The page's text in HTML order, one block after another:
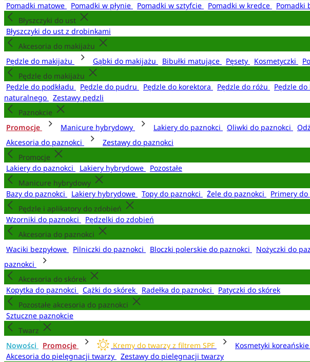
Pomadki matowe
Pomadki w płynie Pomadki w sztyfcie Pomadki w kredce Pomadki
Błyszczyki do ust
Błyszczyki do ust z drobinkami
Akcesoria do makijażu
Pędzle do makijażu
Gąbki do makijażu Bibułki matujące Pęsety Kosmetyczki
Pędzle do makijażu
Pędzle do podkładu
Pędzle do pudru Pędzle do korektora Pędzle do różu Pędzle
naturalnego
Zestawy pędzli
Paznokcie
Promocje
Manicure hybrydowy Lakiery do paznokci Oliwki do paznokci
Akcesoria do paznokci
Zestawy do paznokci
Promocje
Lakiery do paznokci
Lakiery hybrydowe
Pozostałe
Manicure hybrydowy
Bazy do paznokci
Lakiery hybrydowe Topy do paznokci Żele do paznokci Primery do
Pędzle i aplikatory do zdobień
Wzorniki do paznokci
Pędzelki do zdobień
Akcesoria do paznokci
Waciki bezpyłowe
Pilniczki do paznokci Bloczki polerskie do paznokci Nożyczki do
paznokci
Akcesoria do skórek
Kopytka do paznokci
Cążki do skórek Radełka do paznokci
Patyczki do skórek
Pozostałe akcesoria do paznokci
Sztuczne paznokcie
Twarz
Nowości
Promocje Kremy do twarzy z filtrem SPF Kosmetyki koreańskie
Akcesoria do pielęgnacji twarzy
Zestawy do pielęgnacji twarzy